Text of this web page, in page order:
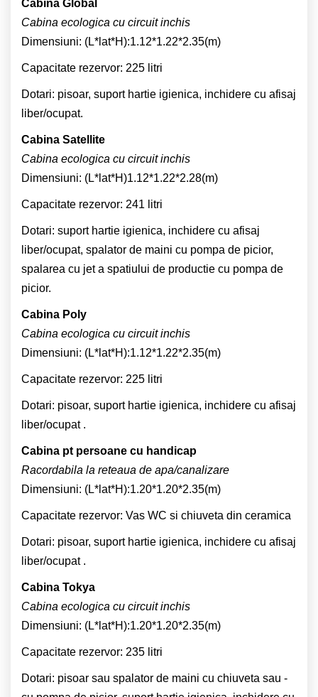
Cabina Global
Cabina ecologica cu circuit inchis
Dimensiuni: (L*lat*H):1.12*1.22*2.35(m)
Capacitate rezervor: 225 litri
Dotari: pisoar, suport hartie igienica, inchidere cu afisaj
liber/ocupat.
Cabina Satellite
Cabina ecologica cu circuit inchis
Dimensiuni: (L*lat*H)1.12*1.22*2.28(m)
Capacitate rezervor: 241 litri
Dotari: suport hartie igienica, inchidere cu afisaj
liber/ocupat, spalator de maini cu pompa de picior,
spalarea cu jet a spatiului de productie cu pompa de
picior.
Cabina Poly
Cabina ecologica cu circuit inchis
Dimensiuni: (L*lat*H):1.12*1.22*2.35(m)
Capacitate rezervor: 225 litri
Dotari: pisoar, suport hartie igienica, inchidere cu afisaj
liber/ocupat .
Cabina pt persoane cu handicap
Racordabila la reteaua de apa/canalizare
Dimensiuni: (L*lat*H):1.20*1.20*2.35(m)
Capacitate rezervor: Vas WC si chiuveta din ceramica
Dotari: pisoar, suport hartie igienica, inchidere cu afisaj
liber/ocupat .
Cabina Tokya
Cabina ecologica cu circuit inchis
Dimensiuni: (L*lat*H):1.20*1.20*2.35(m)
Capacitate rezervor: 235 litri
Dotari: pisoar sau spalator de maini cu chiuveta sau -